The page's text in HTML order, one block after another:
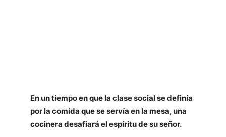
En un tiempo en que la clase social se definía
por la comida que se servía en la mesa, una
cocinera desafiará el espíritu de su señor.